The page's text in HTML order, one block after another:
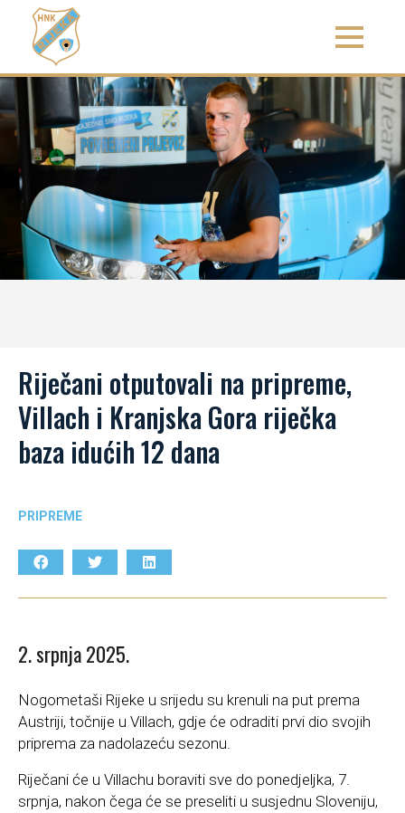
Riječani otputovali na pripreme,
Villach i Kranjska Gora riječka
baza idućih 12 dana
PRIPREME
2. srpnja 2025.
Nogometaši Rijeke u srijedu su krenuli na put prema
Austriji, točnije u Villach, gdje će odraditi prvi dio svojih
priprema za nadolazeću sezonu.
Riječani će u Villachu boraviti sve do ponedjeljka, 7.
srpnja, nakon čega će se preseliti u susjednu Sloveniju,